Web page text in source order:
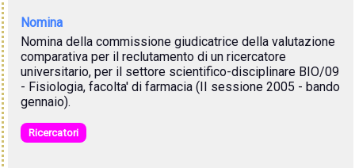
Nomina
Nomina della commissione giudicatrice della valutazione
comparativa per il reclutamento di un ricercatore
universitario, per il settore scientifico-disciplinare BIO/09
- Fisiologia, facolta' di farmacia (II sessione 2005 - bando
gennaio).
Ricercatori